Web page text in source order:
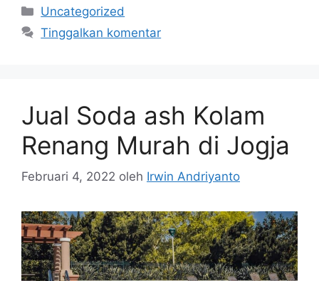
Kategori
Uncategorized
Tinggalkan komentar
Jual Soda ash Kolam
Renang Murah di Jogja
Februari 4, 2022 oleh Irwin Andriyanto